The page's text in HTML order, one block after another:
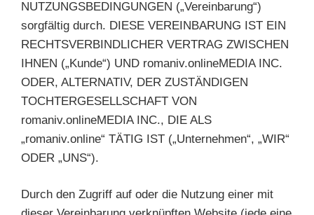
NUTZUNGSBEDINGUNGEN („Vereinbarung“)
sorgfältig durch. DIESE VEREINBARUNG IST EIN
RECHTSVERBINDLICHER VERTRAG ZWISCHEN
IHNEN („Kunde“) UND romaniv.onlineMEDIA INC.
ODER, ALTERNATIV, DER ZUSTÄNDIGEN
TOCHTERGESELLSCHAFT VON
romaniv.onlineMEDIA INC., DIE ALS
„romaniv.online“ TÄTIG IST („Unternehmen“, „WIR“
ODER „UNS“).
Durch den Zugriff auf oder die Nutzung einer mit